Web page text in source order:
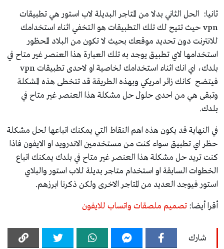
ثانيا: الحل الثاني بدلا من المتاجر البديلة لاب استور هي تطبيقات
vpn حيث تتيح لك تلك التطبيقات هو التخفي اثناء استخدامك
للانترنت دون تحديد موقعك بحيث لا تكون من البلاد المحظور
استخدامها لاي تطبيق يوجد به تلك العبارة هذا العنصر غير متاح في
بلدك، اي انك اثناء استخدامك لخاصية او لاحدى تطبيقات vpn
فيتضح كانك زائر امريكي وبهذه الطريقة قد تتخطى هذه المشكلة
وتبقى هي من احدى حلول حل مشكلة هذا العنصر غير متاح في
بلدك.
في النهاية قد يكون هذه اهم النقاط التي يمكنك اتباعها لحل مشكلة
حظر اي تطبيق سواء كنت من مستخدمين الاندرويد او الايفون فاذا
كنت تريد حل مشكلة هذا العنصر غير متاح في بلدك يمكنك اتباع
الخطوات السابقة او استخدام متاجر بديلة للاب استور والبلاي
استور فيوجد العديد من المتاجر الاخرى ولكن ذكرنا ابرزهم.
أقرا أيضا: تصميم ملصقات واتساب للايفون
شارك